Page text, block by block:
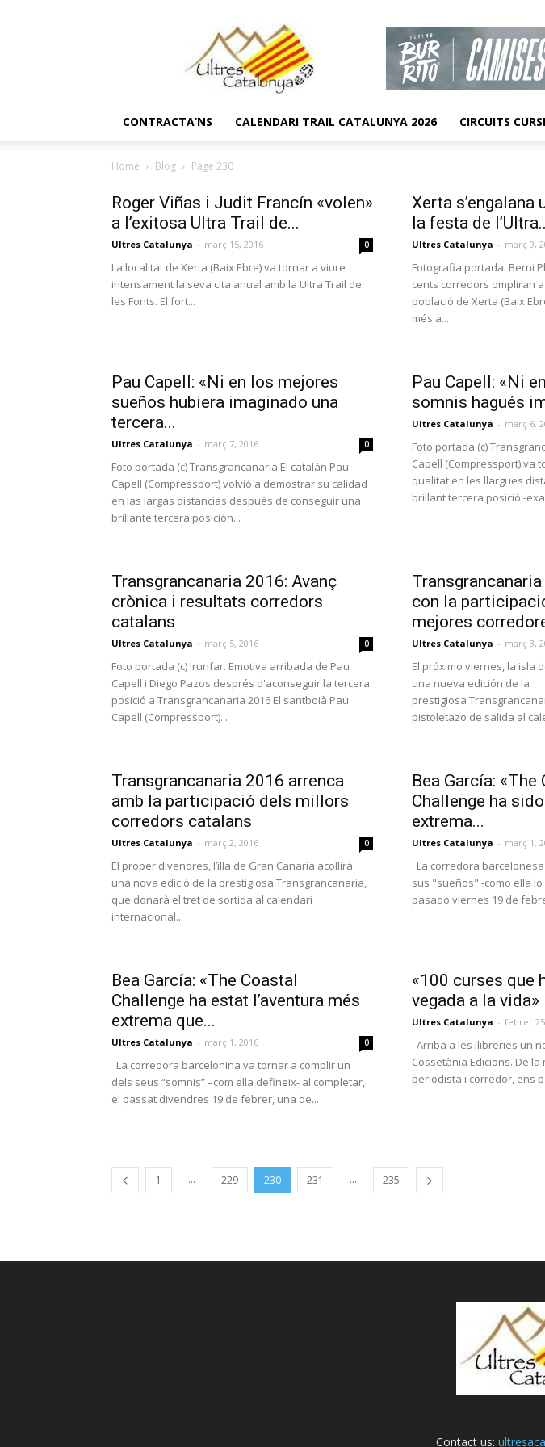
CONTRACTA’NS CALENDARI TRAIL CATALUNYA 2026 CIRCUITS
Home Blog Page 230
Roger Viñas i Judit Francín «volen»
a l’exitosa Ultra Trail de...
Ultres Catalunya - març 15, 2016 0
La localitat de Xerta (Baix Ebre) va tornar a viure
intensament la seva cita anual amb la Ultra Trail de
les Fonts. El fort...
Xerta s’engalana
la festa de
Ultres Catalunya - març 9,
Fotografia portada: Berni
cents corredors ompliran
població de Xerta (Baix
més a...
Pau Capell: «Ni en los mejores
sueños hubiera imaginado una
tercera...
Ultres Catalunya - març 7, 2016 0
Foto portada (c) Transgrancanaria El catalán Pau
Capell (Compressport) volvió a demostrar su calidad
en las largas distancias después de conseguir una
brillante tercera posición...
Pau Capell: «Ni
somnis hagués
Ultres Catalunya - març 6,
Foto portada (c)
Capell (Compressport) va
qualitat en les llargues
brillant tercera posició -
Transgrancanaria 2016: Avanç
crònica i resultats corredors
catalans
Ultres Catalunya - març 5, 2016 0
Foto portada (c) Irunfar. Emotiva arribada de Pau
Capell i Diego Pazos després d'aconseguir la tercera
posició a Transgrancanaria 2016 El santboià Pau
Capell (Compressport)...
con la
mejores
Ultres Catalunya - març 3,
El próximo viernes, la isla
una nueva edición de la
prestigiosa
pistoletazo de salida al
Transgrancanaria 2016 arrenca
amb la participació dels millors
corredors catalans
Ultres Catalunya - març 2, 2016 0
El proper divendres, l’illa de Gran Canaria acollirà
una nova edició de la prestigiosa Transgrancanaria,
que donarà el tret de sortida al calendari
internacional...
Bea García: «The
Challenge ha
extrema...
Ultres Catalunya - març 1,
La corredora
sus "sueños" -como ella
pasado viernes 19 de
Bea García: «The Coastal
Challenge ha estat l’aventura més
extrema que...
Ultres Catalunya - març 1, 2016 0
La corredora barcelonina va tornar a complir un
dels seus “somnis” –com ella defineix- al completar,
el passat divendres 19 de febrer, una de...
«100 curses que
vegada a la vida»
Ultres Catalunya - febrer
Arriba a les llibreries un
Cossetània Edicions. De la
periodista i corredor, ens
1 ... 229 230 231 ... 235
Contact us: